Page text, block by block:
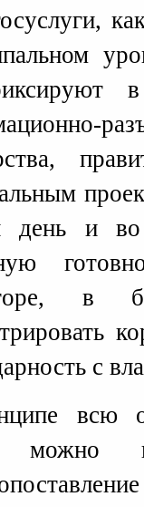
день и во
в
с
всю
можно